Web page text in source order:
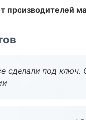
производителей
сделали под